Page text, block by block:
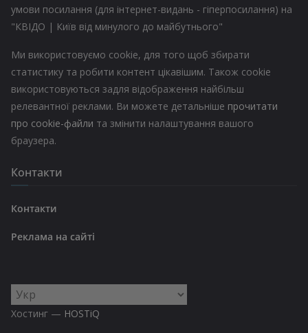
умови посилання (для інтернет-видань - гіперпосилання) на
"КВІДО | Київ від минулого до майбутнього"
Ми використовуємо cookie, для того щоб збирати
статистику та робити контент цікавішим. Також cookie
використовуються задля відображення найбільш
релевантної реклами. Ви можете детальніше прочитати
про cookie-файли та змінити налаштування вашого
браузера.
Контакти
Контакти
Реклама на сайті
Вибрати
мову
Хостинг — HOSTiQ